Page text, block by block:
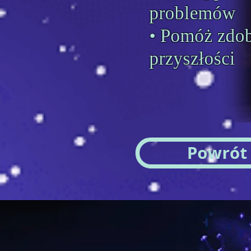
problemów
• Pomóż
przyszłości